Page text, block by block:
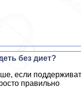
без диет?
если
правильно